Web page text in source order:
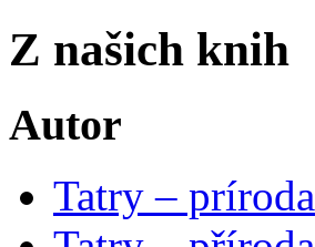
Z našich knih
Autor
Tatry – príroda